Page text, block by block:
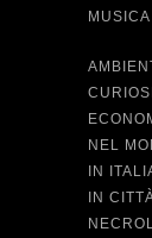
NEL
IN
IN